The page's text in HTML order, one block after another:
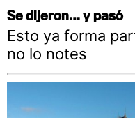
Se dijeron… y pasó
Esto ya forma
no lo notes